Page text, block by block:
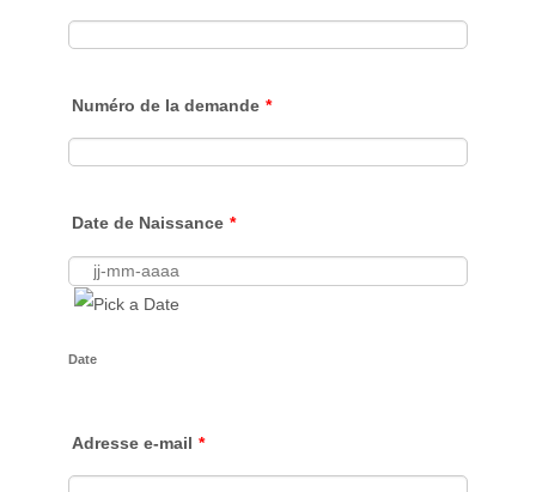
Numéro de la demande *
Date de Naissance *
Date
Adresse e-mail *